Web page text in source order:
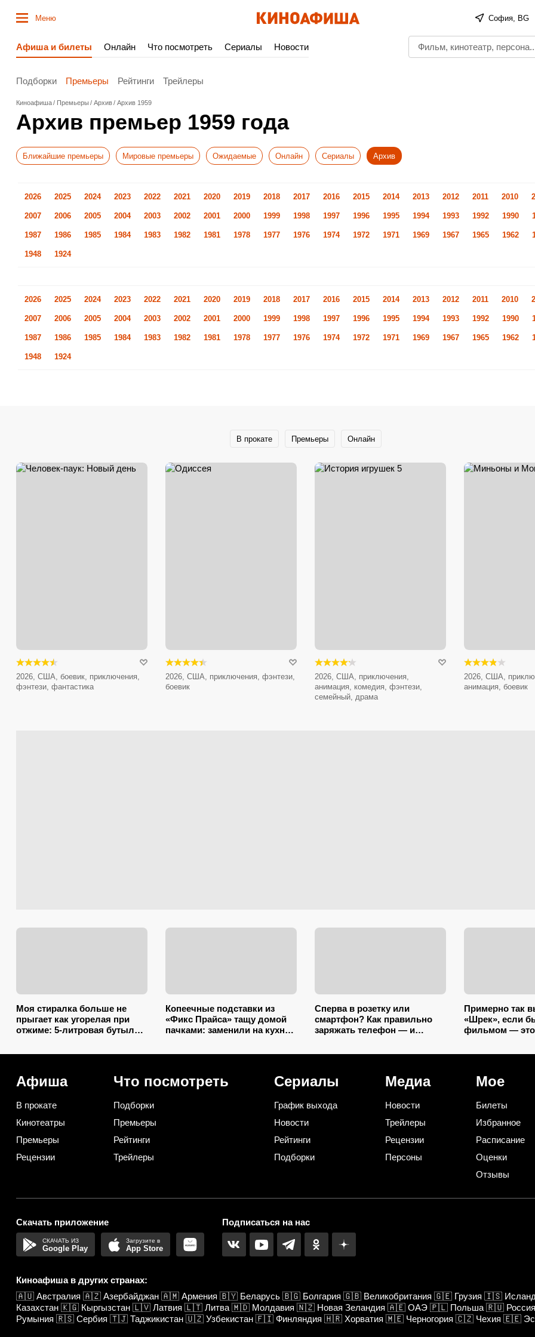
Меню София, BG
Афиша и билеты Онлайн Что посмотреть Сериалы Новости
Подборки Премьеры Рейтинги Трейлеры
Киноафиша Премьеры Архив Архив 1959
Архив премьер 1959 года
Ближайшие премьеры Мировые премьеры Ожидаемые Онлайн Сериалы Архив
2026 2025 2024 2023 2022 2021 2020 2019 2018 2017 2016 2015 2014 2013 2012 2011 2010
2007 2006 2005 2004 2003 2002 2001 2000 1999 1998 1997 1996 1995 1994 1993 1992 1990
1987 1986 1985 1984 1983 1982 1981 1978 1977 1976 1974 1972 1971 1969 1967 1965 1962
1948 1924
2026 2025 2024 2023 2022 2021 2020 2019 2018 2017 2016 2015 2014 2013 2012 2011 2010
2007 2006 2005 2004 2003 2002 2001 2000 1999 1998 1997 1996 1995 1994 1993 1992 1990
1987 1986 1985 1984 1983 1982 1981 1978 1977 1976 1974 1972 1971 1969 1967 1965 1962
1948 1924
В прокате Премьеры Онлайн
2026, США, боевик, приключения,
фэнтези, фантастика
2026, США, приключения, фэнтези,
боевик
2026, США, приключения,
анимация, комедия, фэнтези,
семейный, драма
2026, США,
анимация, боевик
Моя стиралка больше не
прыгает как угорелая при
отжиме: 5-литровая бутылка
Копеечные подставки из
«Фикс Прайса» тащу домой
пачками: заменили на кухне
Сперва в розетку или
смартфон? Как правильно
заряжать телефон — и
Примерно так
«Шрек», если
фильмом — это
Афиша
В прокате
Кинотеатры
Премьеры
Рецензии
Что посмотреть
Подборки
Премьеры
Рейтинги
Трейлеры
Сериалы
График выхода
Новости
Рейтинги
Подборки
Медиа
Новости
Трейлеры
Рецензии
Персоны
Мое
Билеты
Избранное
Расписание
Оценки
Отзывы
Скачать приложение
Google Play App Store
Подписаться на нас
Киноафиша в других странах:
🇦🇺 Австралия 🇦🇿 Азербайджан 🇦🇲 Армения 🇧🇾 Беларусь 🇧🇬 Болгария 🇬🇧 Великобритания 🇬🇪 Грузия 🇮🇸
Казахстан 🇰🇬 Кыргызстан 🇱🇻 Латвия 🇱🇹 Литва 🇲🇩 Молдавия 🇳🇿 Новая Зеландия 🇦🇪 ОАЭ 🇵🇱 Польша 🇷🇺 Россия
Румыния 🇷🇸 Сербия 🇹🇯 Таджикистан 🇺🇿 Узбекистан 🇫🇮 Финляндия 🇭🇷 Хорватия 🇲🇪 Черногория 🇨🇿 Чехия 🇪🇪